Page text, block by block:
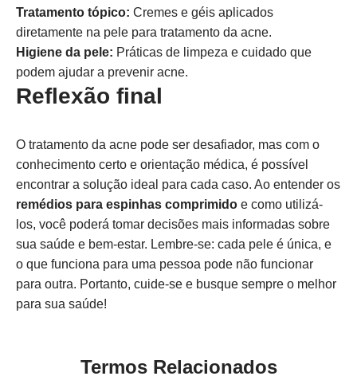
Tratamento tópico: Cremes e géis aplicados
diretamente na pele para tratamento da acne.
Higiene da pele: Práticas de limpeza e cuidado que
podem ajudar a prevenir acne.
Reflexão final
O tratamento da acne pode ser desafiador, mas com o
conhecimento certo e orientação médica, é possível
encontrar a solução ideal para cada caso. Ao entender os
remédios para espinhas comprimido e como utilizá-
los, você poderá tomar decisões mais informadas sobre
sua saúde e bem-estar. Lembre-se: cada pele é única, e
o que funciona para uma pessoa pode não funcionar
para outra. Portanto, cuide-se e busque sempre o melhor
para sua saúde!
Termos Relacionados